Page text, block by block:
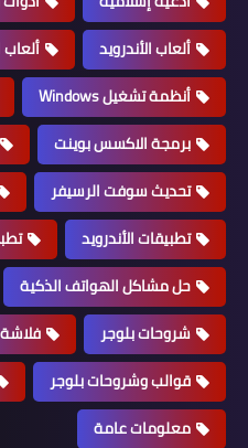
ألعاب الأندرويد
ألعاب
أنظمة تشغيل Windows
برمجة الاكسس بوينت
تحديث سوفت الرسيفر
تطبيقات الأندرويد
حل مشاكل الهواتف الذكية
شروحات بلوجر
قوالب وشروحات بلوجر
معلومات عامة